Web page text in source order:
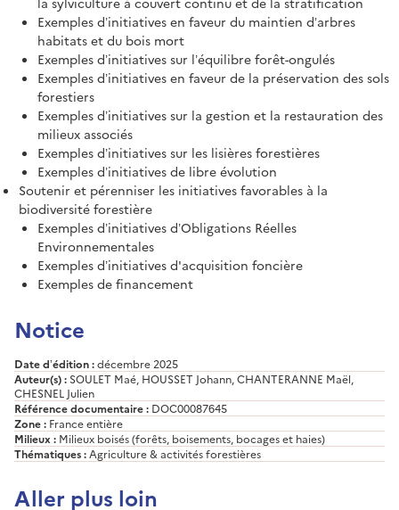
Exemples d’initiatives en faveur du maintien d’arbres
habitats et du bois mort
Exemples d’initiatives sur l’équilibre forêt-ongulés
Exemples d’initiatives en faveur de la préservation des sols
forestiers
Exemples d’initiatives sur la gestion et la restauration des
milieux associés
Exemples d’initiatives sur les lisières forestières
Exemples d’initiatives de libre évolution
Soutenir et pérenniser les initiatives favorables à la
biodiversité forestière
Exemples d’initiatives d’Obligations Réelles
Environnementales
Exemples d’initiatives d'acquisition foncière
Exemples de financement
Notice
Date d’édition :décembre 2025
Auteur(s) : SOULET Maé, HOUSSET Johann, CHANTERANNE Maël,
CHESNEL Julien
Référence documentaire : DOC00087645
Zone : France entière
Milieux : Milieux boisés (forêts, boisements, bocages et haies)
Thématiques :Agriculture & activités forestières
Aller plus loin